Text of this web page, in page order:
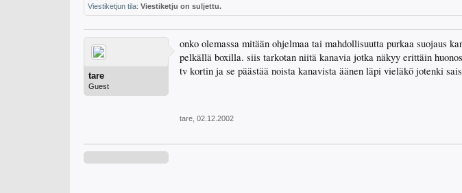
Viestiketjun tila: Viestiketju on suljettu.
tare
Guest
onko olemassa mitään ohjelmaa tai mahdollisuutta purkaa suojaus
pelkällä boxilla. siis tarkotan niitä kanavia jotka näkyy erittäin
tv kortin ja se päästää noista kanavista äänen läpi vieläkö jotenki
tare 02.12.2002